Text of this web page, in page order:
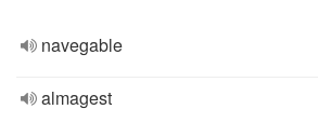
navegable
almagest